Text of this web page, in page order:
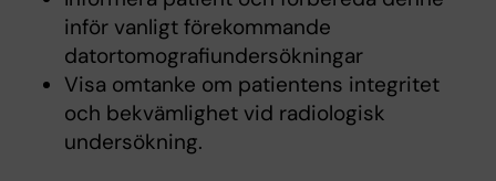
inför vanligt förekommande
datortomografiundersökningar
Visa omtanke om patientens integritet
och bekvämlighet vid radiologisk
undersökning.